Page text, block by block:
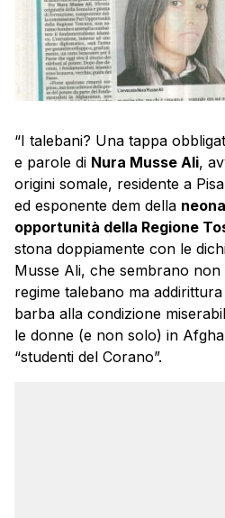
“I talebani? Una tappa
e parole di Nura Musse Ali,
origini somale, residente a
ed esponente dem della
opportunità della Regione
stona doppiamente con le
Musse Ali, che sembrano
regime talebano ma
barba alla condizione
le donne (e non solo) in
“studenti del Corano”.